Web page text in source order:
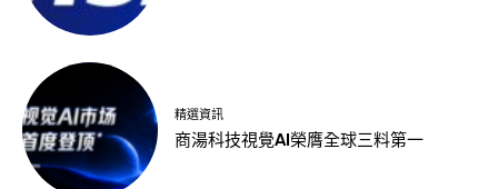
精選資訊
商湯科技視覺AI榮膺全球三料第一